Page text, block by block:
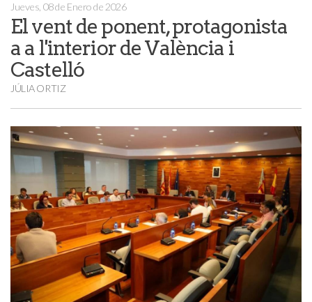
Jueves, 08 de Enero de 2026
El vent de ponent, protagonista
a a l'interior de València i
Castelló
JÚLIA ORTIZ